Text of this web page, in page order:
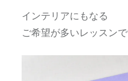
インテリアにもなる
ご希望が多いレッスン